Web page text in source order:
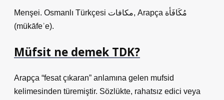
Menşei. Osmanlı Türkçesi مكافات‎, Arapça مُكَافَأة‎
(mükāfeʾe).
Müfsit ne demek TDK?
Arapça “fesat çıkaran” anlamına gelen mufsid
kelimesinden türemiştir. Sözlükte, rahatsız edici veya